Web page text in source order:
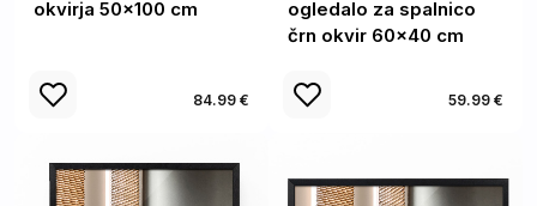
okvirja 50x100 cm
84.99 €
ogledalo za spalnico
črn okvir 60x40 cm
59.99 €